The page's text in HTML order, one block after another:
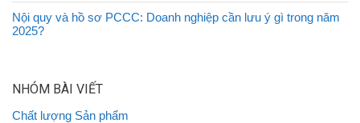
Nội quy và hồ sơ PCCC: Doanh nghiệp cần lưu ý gì trong năm
2025?
NHÓM BÀI VIẾT
Chất lượng Sản phẩm